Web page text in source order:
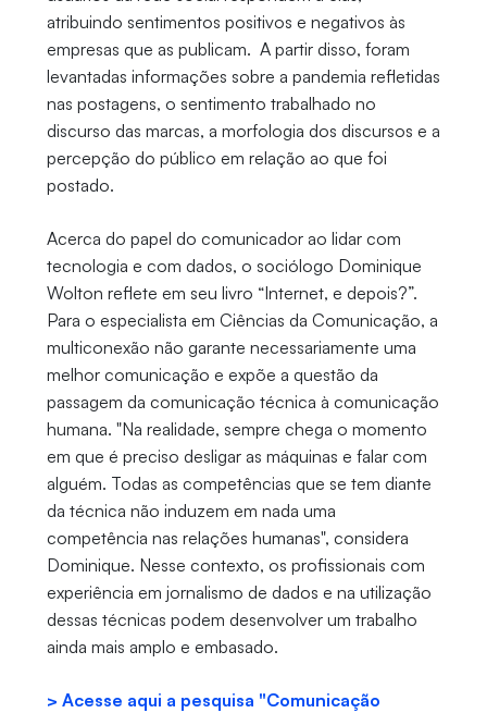
atribuindo sentimentos positivos e negativos às
empresas que as publicam. A partir disso, foram
levantadas informações sobre a pandemia refletidas
nas postagens, o sentimento trabalhado no
discurso das marcas, a morfologia dos discursos e a
percepção do público em relação ao que foi
postado.
Acerca do papel do comunicador ao lidar com
tecnologia e com dados, o sociólogo Dominique
Wolton reflete em seu livro “Internet, e depois?”.
Para o especialista em Ciências da Comunicação, a
multiconexão não garante necessariamente uma
melhor comunicação e expõe a questão da
passagem da comunicação técnica à comunicação
humana. "Na realidade, sempre chega o momento
em que é preciso desligar as máquinas e falar com
alguém. Todas as competências que se tem diante
da técnica não induzem em nada uma
competência nas relações humanas", considera
Dominique. Nesse contexto, os profissionais com
experiência em jornalismo de dados e na utilização
dessas técnicas podem desenvolver um trabalho
ainda mais amplo e embasado.
> Acesse aqui a pesquisa "Comunicação